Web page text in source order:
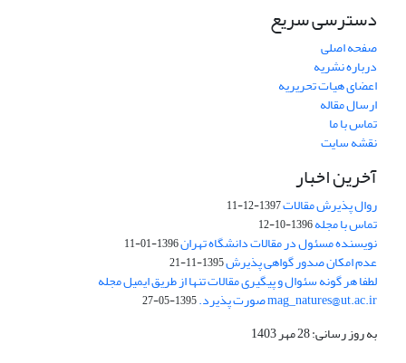
دسترسی سریع
صفحه اصلی
درباره نشریه
اعضای هیات تحریریه
ارسال مقاله
تماس با ما
نقشه سایت
آخرین اخبار
روال پذیرش مقالات1397-12-11
تماس با مجله1396-10-12
نویسنده مسئول در مقالات دانشگاه تهران1396-01-11
عدم امکان صدور گواهی پذیرش1395-11-21
لطفا هر گونه سئوال و پیگیری مقالات تنها از طریق ایمیل مجله
mag_natures@ut.ac.ir صورت پذیرد. 1395-05-27
به روز رسانی: 28 مهر 1403